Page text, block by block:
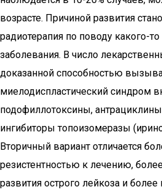
возрасте. Причиной развития
радиотерапия по поводу какого-
заболевания. В число
доказанной способностью
миелодиспластический синдром
подофиллотоксины,
ингибиторы топоизомеразы
Вторичный вариант отличается
резистентностью к лечению,
развития острого лейкоза и